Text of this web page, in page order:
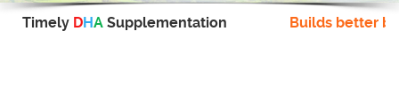
Timely DHA Supplementation Builds better